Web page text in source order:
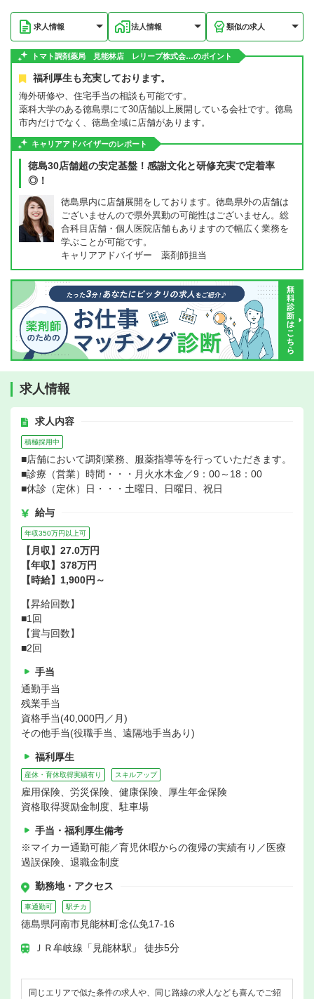
求人情報 法人情報 類似の求人
トマト調剤薬局 見能林店 レリープ株式会…のポイント
福利厚生も充実しております。
海外研修や、住宅手当の相談も可能です。
薬科大学のある徳島県にて30店舗以上展開している会社です。徳島
市内だけでなく、徳島全域に店舗があります。
キャリアアドバイザーのレポート
徳島30店舗超の安定基盤！感謝文化と研修充実で定着率
◎！
徳島県内に店舗展開をしております。徳島県外の店舗は
ございませんので県外異動の可能性はございません。総
合科目店舗・個人医院店舗もありますので幅広く業務を
学ぶことが可能です。
キャリアアドバイザー 薬剤師担当
求人情報
求人内容
積極採用中
■店舗において調剤業務、服薬指導等を行っていただきます。
■診療（営業）時間・・・月火水木金／9：00～18：00
■休診（定休）日・・・土曜日、日曜日、祝日
給与
年収350万円以上可
【月収】27.0万円
【年収】378万円
【時給】1,900円～
【昇給回数】
■1回
【賞与回数】
■2回
手当
通勤手当
残業手当
資格手当(40,000円／月)
その他手当(役職手当、遠隔地手当あり)
福利厚生
産休・育休取得実績有り スキルアップ
雇用保険、労災保険、健康保険、厚生年金保険
資格取得奨励金制度、駐車場
手当・福利厚生備考
※マイカー通勤可能／育児休暇からの復帰の実績有り／医療
過誤保険、退職金制度
勤務地・アクセス
車通勤可 駅チカ
徳島県阿南市見能林町念仏免17-16
ＪＲ牟岐線「見能林駅」 徒歩5分
同じエリアで似た条件の求人や、同じ路線の求人なども喜んでご紹